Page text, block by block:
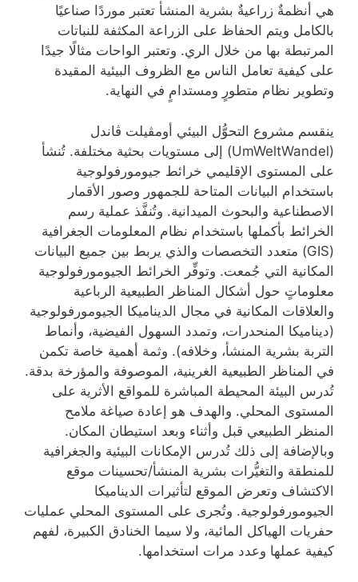
هي أنظمةٌ زراعيةٌ بشرية المنشأ تعتبر موردًا صناعيًا
بالكامل ويتم الحفاظ على الزراعة المكثفة للنباتات
المرتبطة بها من خلال الري. وتعتبر الواحات مثالًا جيدًا
على كيفية تعامل الناس مع الظروف البيئية المقيدة
وتطوير نظام متطورٍ ومستدامٍ في النهاية.
ينقسم مشروع التحوُّل البيئي أومڤيلت ڤاندل
(UmWeltWandel) إلى مستويات بحثية مختلفة. تُنشأ
على المستوى الإقليمي خرائط جيومورفولوجية
باستخدام البيانات المتاحة للجمهور وصور الأقمار
الاصطناعية والبحوث الميدانية. وتُنفَّذ عملية رسم
الخرائط بأكملها باستخدام نظام المعلومات الجغرافية
(GIS) متعدد التخصصات والذي يربط بين جميع البيانات
المكانية التي جُمعت. وتوفِّر الخرائط الجيومورفولوجية
معلوماتٍ حول أشكال المناظر الطبيعية الرباعية
والعلاقات المكانية في مجال الديناميكا الجيومورفولوجية
(ديناميكا المنحدرات، وتمدد السهول الفيضية، وأنماط
التربة بشرية المنشأ، وخلافه). وثمة أهمية خاصة تكمن
في المناظر الطبيعية الغرينية، الموصوفة والمؤرخة بدقة.
تُدرس البيئة المحيطة المباشرة للمواقع الأثرية على
المستوى المحلي. والهدف هو إعادة صياغة ملامح
المنظر الطبيعي قبل وأثناء وبعد استيطان المكان.
وبالإضافة إلى ذلك تُدرس الإمكانات البيئية والجغرافية
للمنطقة والتغيُّرات بشرية المنشأ/تحسينات موقع
الاكتشاف وتعرض الموقع لتأثيرات الديناميكا
الجيومورفولوجية. وتُجرى على المستوى المحلي عمليات
حفريات الهياكل المائية، ولا سيما الخنادق الكبيرة، لفهم
كيفية عملها وعدد مرات استخدامها.